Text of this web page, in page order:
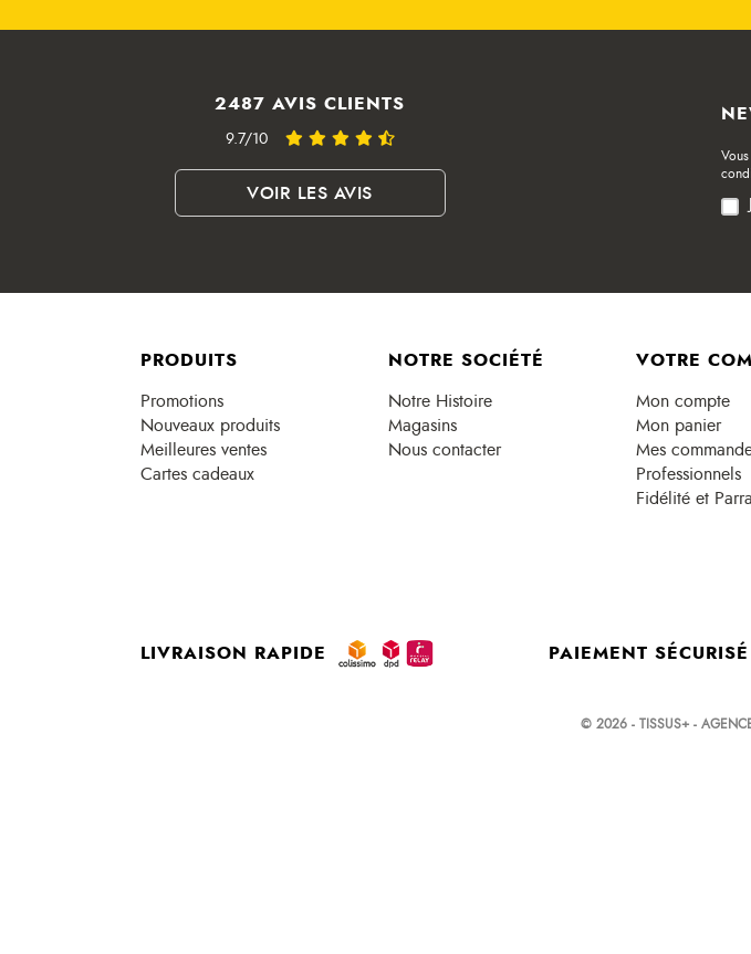
2487 AVIS CLIENTS
9.7/10
VOIR LES AVIS
PRODUITS
Promotions
Nouveaux produits
Meilleures ventes
Cartes cadeaux
NOTRE SOCIÉTÉ
Notre Histoire
Magasins
Nous contacter
VOTRE
Mon compte
Mon panier
Mes
Professionnels
Fidélité et
LIVRAISON RAPIDE PAIEMENT SÉCURISÉ
© 2026 - TISSUS+ -